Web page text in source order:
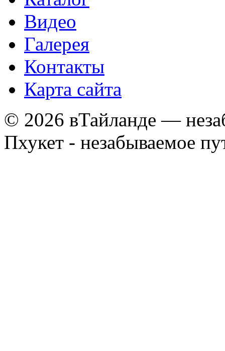
Видео
Галерея
Контакты
Карта сайта
© 2026 вТайланде —
Пхукет - незабываемое